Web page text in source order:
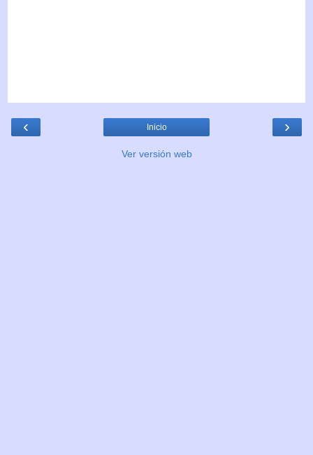
‹ ›
Inicio
Ver versión web